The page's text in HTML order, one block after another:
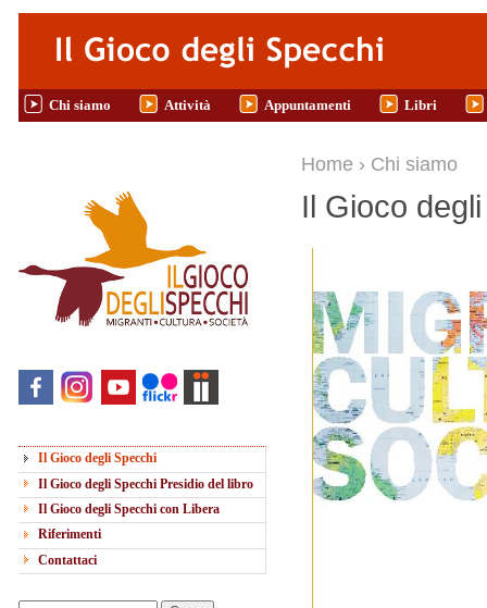
Salta al contenuto principale
Chi siamo Attività Appuntamenti Libri
Il Gioco degli Specchi
Il Gioco degli Specchi Presidio del libro
Il Gioco degli Specchi con Libera
Riferimenti
Contattaci
Tu sei qui
Home › Chi siamo
Il Gioco